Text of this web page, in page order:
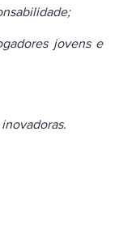
jovens e